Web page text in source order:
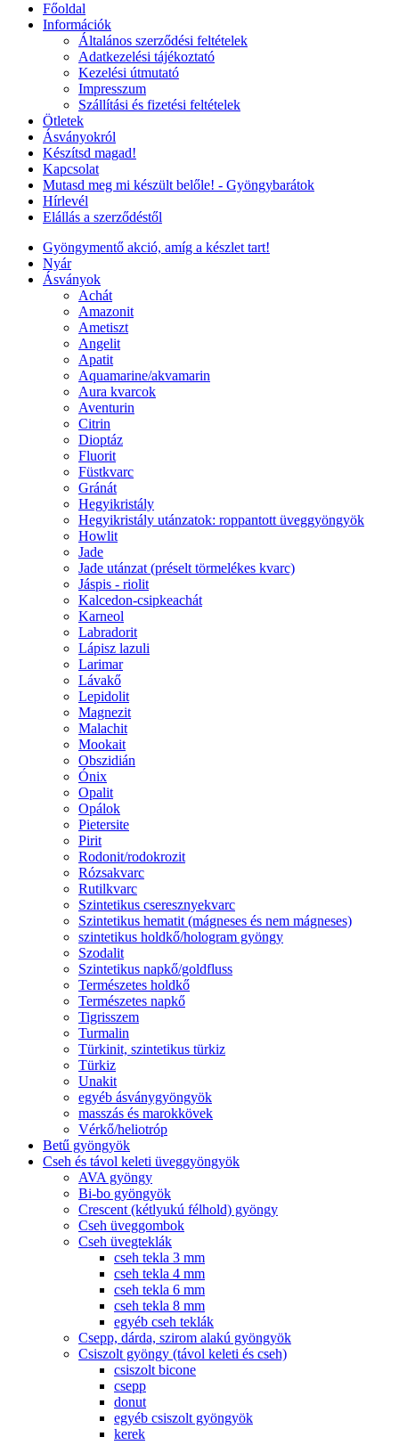
Főoldal
Információk
Általános szerződési feltételek
Adatkezelési tájékoztató
Kezelési útmutató
Impresszum
Szállítási és fizetési feltételek
Ötletek
Ásványokról
Készítsd magad!
Kapcsolat
Mutasd meg mi készült belőle! - Gyöngybarátok
Hírlevél
Elállás a szerződéstől
Gyöngymentő akció, amíg a készlet tart!
Nyár
Ásványok
Achát
Amazonit
Ametiszt
Angelit
Apatit
Aquamarine/akvamarin
Aura kvarcok
Aventurin
Citrin
Dioptáz
Fluorit
Füstkvarc
Gránát
Hegyikristály
Hegyikristály utánzatok: roppantott üveggyöngyök
Howlit
Jade
Jade utánzat (préselt törmelékes kvarc)
Jáspis - riolit
Kalcedon-csipkeachát
Karneol
Labradorit
Lápisz lazuli
Larimar
Lávakő
Lepidolit
Magnezit
Malachit
Mookait
Obszidián
Ónix
Opalit
Opálok
Pietersite
Pirit
Rodonit/rodokrozit
Rózsakvarc
Rutilkvarc
Szintetikus cseresznyekvarc
Szintetikus hematit (mágneses és nem mágneses)
szintetikus holdkő/hologram gyöngy
Szodalit
Szintetikus napkő/goldfluss
Természetes holdkő
Természetes napkő
Tigrisszem
Turmalin
Türkinit, szintetikus türkiz
Türkiz
Unakit
egyéb ásványgyöngyök
masszás és marokkövek
Vérkő/heliotróp
Betű gyöngyök
Cseh és távol keleti üveggyöngyök
AVA gyöngy
Bi-bo gyöngyök
Crescent (kétlyukú félhold) gyöngy
Cseh üveggombok
Cseh üvegteklák
cseh tekla 3 mm
cseh tekla 4 mm
cseh tekla 6 mm
cseh tekla 8 mm
egyéb cseh teklák
Csepp, dárda, szirom alakú gyöngyök
Csiszolt gyöngy (távol keleti és cseh)
csiszolt bicone
csepp
donut
egyéb csiszolt gyöngyök
kerek